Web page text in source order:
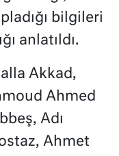
bilgileri
anlatıldı.
Akkad,
Ahmed
Adı
Ahmet